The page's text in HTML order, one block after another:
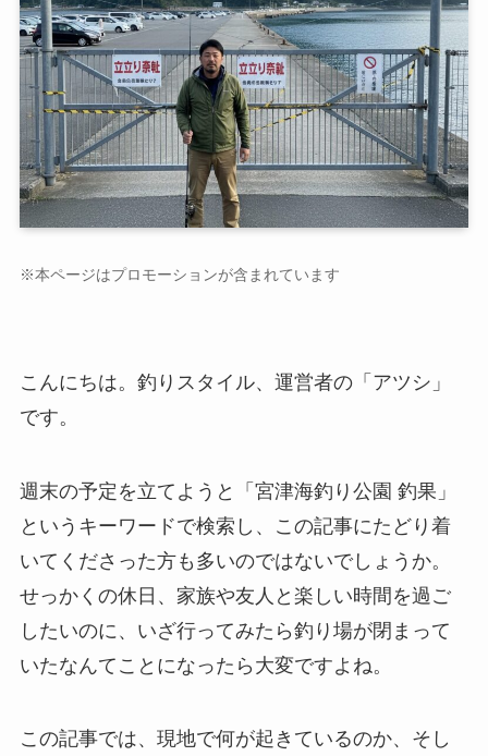
※本ページはプロモーションが含まれています
こんにちは。釣りスタイル、運営者の「アツシ」
です。
週末の予定を立てようと「宮津海釣り公園 釣果」
というキーワードで検索し、この記事にたどり着
いてくださった方も多いのではないでしょうか。
せっかくの休日、家族や友人と楽しい時間を過ご
したいのに、いざ行ってみたら釣り場が閉まって
いたなんてことになったら大変ですよね。
この記事では、現地で何が起きているのか、そし